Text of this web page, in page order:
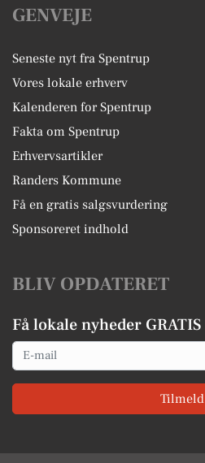
GENVEJE
Seneste nyt fra Spentrup
Vores lokale erhverv
Kalenderen for Spentrup
Fakta om Spentrup
Erhvervsartikler
Randers Kommune
Få en gratis salgsvurdering
Sponsoreret indhold
BLIV OPDATERET
Få lokale nyheder GRATIS
Email
Tilmeld